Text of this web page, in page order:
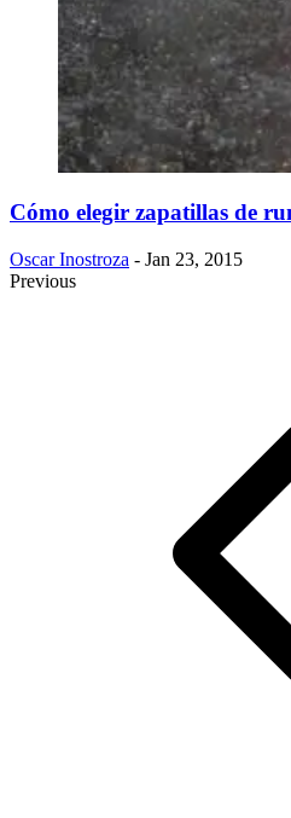
Cómo elegir zapatillas de
Oscar Inostroza - Jan 23, 2015
Previous